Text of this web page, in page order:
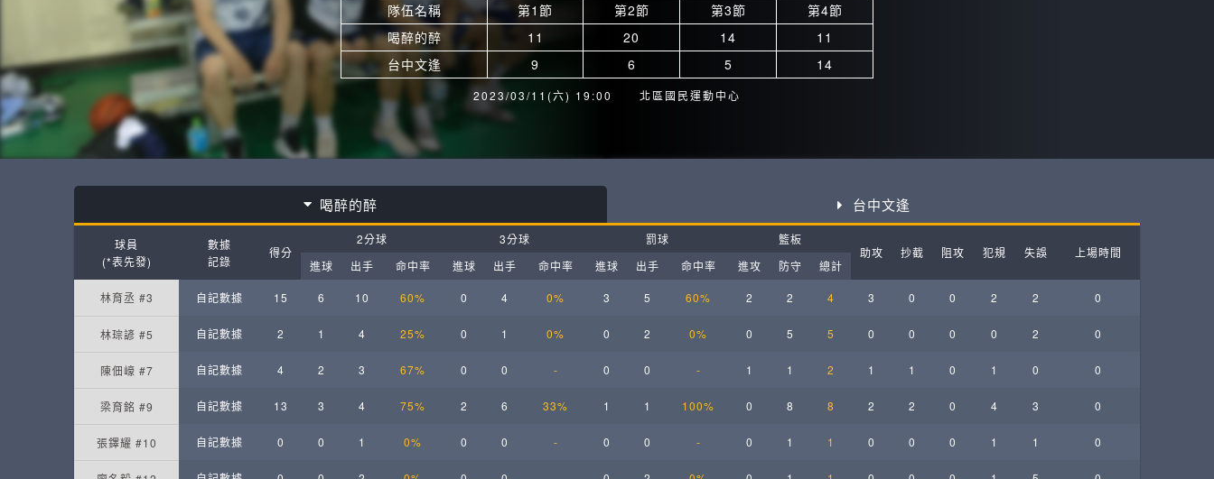
主打專題三重女子籃球聯盟
TBSL高中乙組小聯盟
淡水豆花聯盟
EMPOWER引爆運動訓練
月見山Max League
ELITE週日籃球聯盟-中壢場
隊伍名稱 第1節 第2節 第3節
第4節
喝醉的醉
11 20 14
11
台中文逢
9 6 5 14
2023/03/11(六) 19:00 北區國民運動中心
喝醉的醉 台中文逢
球員
(*表先發)
數據
記錄
得分
2分球 3分球 罰球
籃板
助攻
抄截 阻攻 犯規 失誤
上場時間
進球
出手 命中率 進球 出手 命中率 進球 出手 命中率 進攻 防守 總計
林育丞 #3 自記數據 15 6 10 60% 0 4 0% 3 5 60% 2 2 4 3 0 0 2 2 0
林琮諺 #5 自記數據 2 1 4 25% 0 1 0% 0 2 0% 0 5 5 0 0 0 0 2 0
陳佃㠙 #7 自記數據 4 2 3 67% 0 0 - 0 0 - 1 1 2 1 1 0 1 0 0
梁育銘 #9 自記數據 13 3 4 75% 2 6 33% 1 1 100% 0 8 8 2 2 0 4 3 0
張鐸耀 #10 自記數據 0 0 1 0% 0 0 - 0 0 - 0 1 1 0 0 0 1 1 0